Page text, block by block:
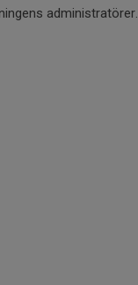
administratörer.